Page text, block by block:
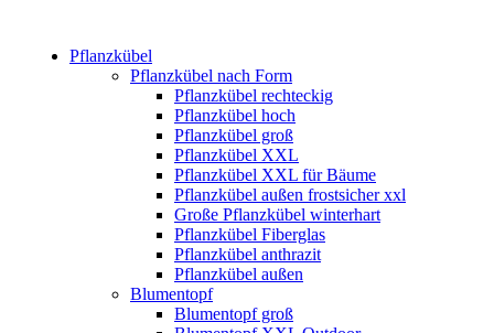
Pflanzkübel
Pflanzkübel nach Form
Pflanzkübel rechteckig
Pflanzkübel hoch
Pflanzkübel groß
Pflanzkübel XXL
Pflanzkübel XXL für Bäume
Pflanzkübel außen frostsicher xxl
Große Pflanzkübel winterhart
Pflanzkübel Fiberglas
Pflanzkübel anthrazit
Pflanzkübel außen
Blumentopf
Blumentopf groß